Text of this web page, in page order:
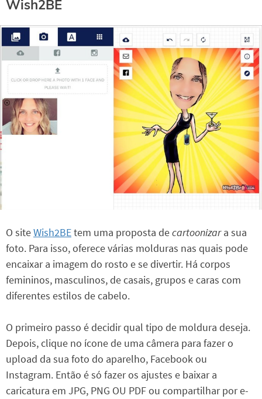
Wish2BE
O siteWish2BEtem uma proposta decartoonizara sua
foto. Para isso, oferece várias molduras nas quais pode
encaixar a imagem do rosto e se divertir. Há corpos
femininos, masculinos, de casais, grupos e caras com
diferentes estilos de cabelo.
O primeiro passo é decidir qual tipo de moldura deseja.
Depois, clique no ícone de uma câmera para fazer o
upload da sua foto do aparelho, Facebook ou
Instagram. Então é só fazer os ajustes e baixar a
caricatura em JPG, PNG OU PDF ou compartilhar por e-